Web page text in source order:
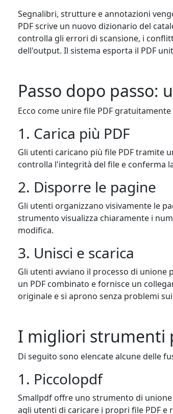
Segnalibri, strutture e annotazioni
PDF scrive un nuovo dizionario del
controlla gli errori di scansione, i
dell'output. Il sistema esporta il PDF
Passo dopo passo:
Ecco come unire file PDF
1. Carica più PDF
Gli utenti caricano più file PDF tramite
controlla l'integrità del file e conferma
2. Disporre le pagine
Gli utenti organizzano visivamente le
strumento visualizza chiaramente i
modifica.
3. Unisci e scarica
Gli utenti avviano il processo di
un PDF combinato e fornisce un
originale e si aprono senza problemi
I migliori strumenti
Di seguito sono elencate alcune delle
1. Piccolopdf
Smallpdf offre uno strumento di
agli utenti di caricare i propri file PDF